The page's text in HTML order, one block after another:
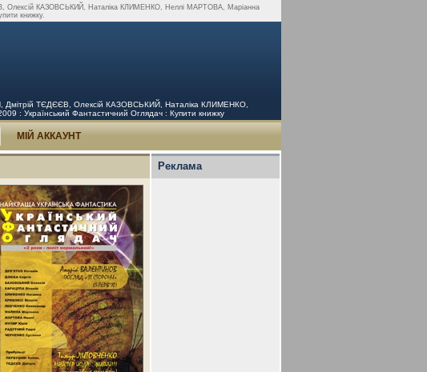
Олексій КАЗОВСЬКИЙ, Наталіка КЛИМЕНКО, Неллі МАРТОВА, Маріанна
книжку.
ТЄДЄЄВ, Олексій КАЗОВСЬКИЙ, Наталіка КЛИМЕНКО,
: Український Фантастичний Оглядач : Купити книжку
МІЙ АККАУНТ
Реклама